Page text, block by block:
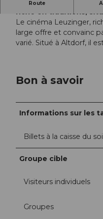
Route
riche en traditions,
Le cinéma Leuzinger,
large offre et convainc
varié. Situé à Altdorf, il
Bon à savoir
Informations sur les
Billets à la caisse du
Groupe cible
Visiteurs individuels
Groupes